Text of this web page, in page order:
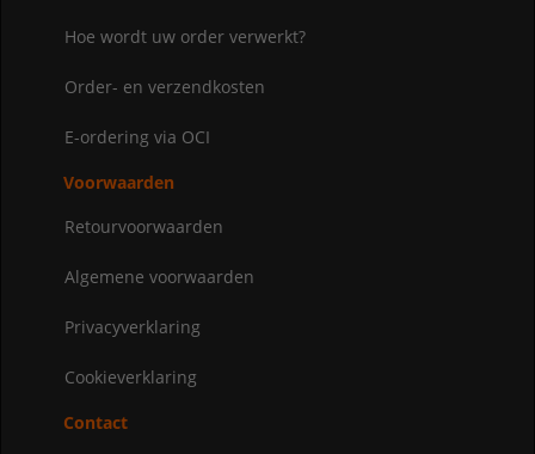
Hoe wordt uw order verwerkt?
Order- en verzendkosten
E-ordering via OCI
Voorwaarden
Retourvoorwaarden
Algemene voorwaarden
Privacyverklaring
Cookieverklaring
Contact